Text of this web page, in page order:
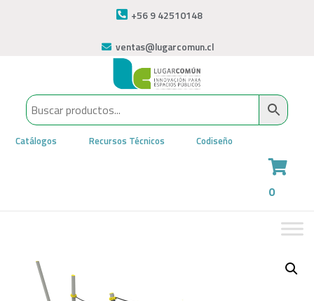
+56 9 42510148
ventas@lugarcomun.cl
Catálogos Recursos Técnicos Codiseño
0